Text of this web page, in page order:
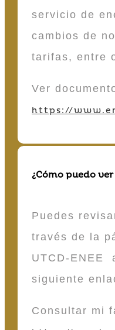
servicio de
cambios de
tarifas, entre
Ver
https://
¿Cómo puedo
Puedes
través de la
UTCD-ENEE
siguiente
Consultar mi